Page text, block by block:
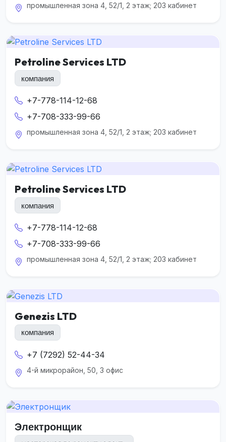
промышленная зона 4, 52/1, 2 этаж; 203 кабинет
Petroline Services LTD
компания
+7-778-114-12-68
+7-708-333-99-66
промышленная зона 4, 52/1, 2 этаж; 203 кабинет
Petroline Services LTD
компания
+7-778-114-12-68
+7-708-333-99-66
промышленная зона 4, 52/1, 2 этаж; 203 кабинет
Genezis LTD
компания
+7 (7292) 52-44-34
4-й микрорайон, 50, 3 офис
Электронщик